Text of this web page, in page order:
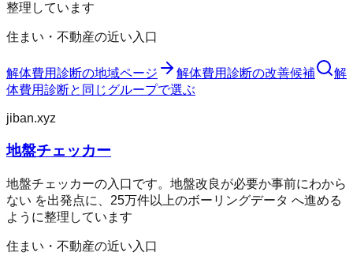
整理しています
住まい・不動産の近い入口
解体費用診断の地域ページ 解体費用診断の改善候補
解
体費用診断と同じグループで選ぶ
jiban.xyz
地盤チェッカー
地盤チェッカーの入口です。地盤改良が必要か事前にわから
ない を出発点に、25万件以上のボーリングデータ へ進める
ように整理しています
住まい・不動産の近い入口